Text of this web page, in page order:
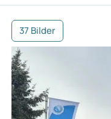
37 Bilder